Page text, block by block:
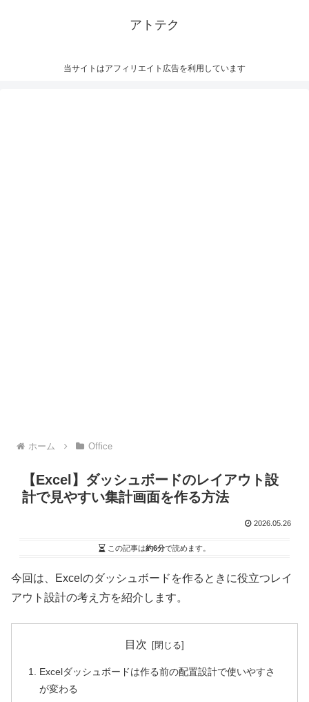
アトテク
当サイトはアフィリエイト広告を利用しています
ホーム Office
【Excel】ダッシュボードのレイアウト設
計で見やすい集計画面を作る方法
2026.05.26
この記事は約6分で読めます。
今回は、Excelのダッシュボードを作るときに役立つレイ
アウト設計の考え方を紹介します。
目次
Excelダッシュボードは作る前の配置設計で使いやすさ
が変わる